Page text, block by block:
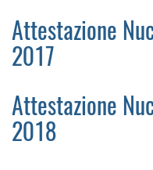
Attestazione
2017
Attestazione
2018